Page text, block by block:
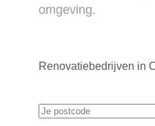
omgeving.
Renovatiebedrijven in